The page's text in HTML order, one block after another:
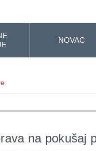
NOVAC
na pokušaj